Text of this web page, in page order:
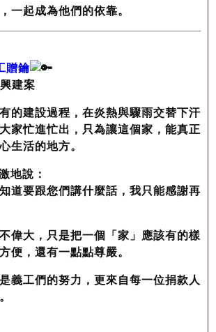
一起成為他們的依靠。
贈鑰
建案
的建設過程，在炎熱與驟雨交替下汗
家忙進忙出，只為讓這個家，能真正
生活的地方。
地說：
道要跟您們講什麼話，我只能感謝再
偉大，只是把一個「家」應該有的樣
便，還有一點點尊嚴。
義工們的努力，更來自每一位捐款人